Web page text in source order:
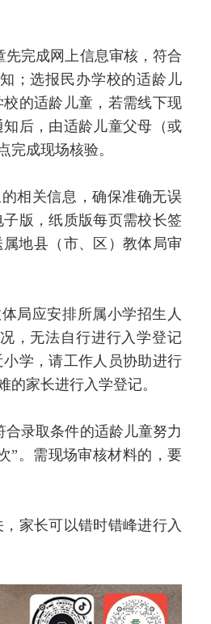
完成网上信息审核，符合
；选报民办学校的适龄儿
的适龄儿童，若需线下现
后，由适龄儿童父母（或
成现场核验。
相关信息，确保准确无误
版，纸质版每页需校长签
地县（市、区）教体局审
局应安排所属小学招生人
，无法自行进行入学登记
学，请工作人员协助进行
家长进行入学登记。
录取条件的适龄儿童努力
”。需现场审核材料的，要
家长可以错时错峰进行入